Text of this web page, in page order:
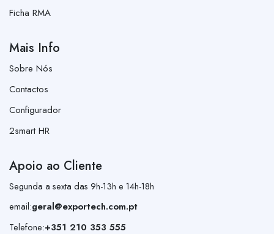
Ficha RMA
Mais Info
Sobre Nós
Contactos
Configurador
2smart HR
Apoio ao Cliente
Segunda a sexta das 9h-13h e 14h-18h
email:geral@exportech.com.pt
Telefone:+351 210 353 555